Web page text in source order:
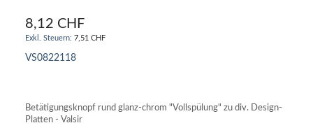
8,12 CHF
7,51 CHF
VS0822118
Betätigungsknopf rund glanz-chrom "Vollspülung" zu div. Design-
Platten - Valsir